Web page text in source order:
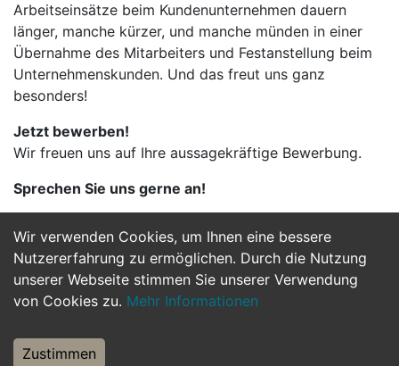
Wir verwenden Cookies, um Ihnen eine bessere
Nutzererfahrung zu ermöglichen. Durch die Nutzung
unserer Webseite stimmen Sie unserer Verwendung
von Cookies zu. Mehr Informationen
Zustimmen
Arbeitseinsätze beim Kundenunternehmen dauern
länger, manche kürzer, und manche münden in einer
Übernahme des Mitarbeiters und Festanstellung beim
Unternehmenskunden. Und das freut uns ganz
besonders!
Jetzt bewerben!
Wir freuen uns auf Ihre aussagekräftige Bewerbung.
Sprechen Sie uns gerne an!
Jetzt Bewerben